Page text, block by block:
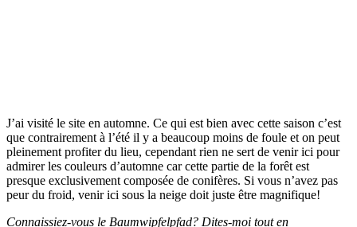
J’ai visité le site en automne. Ce qui est bien avec cette saison c’est
que contrairement à l’été il y a beaucoup moins de foule et on peut
pleinement profiter du lieu, cependant rien ne sert de venir ici pour
admirer les couleurs d’automne car cette partie de la forêt est
presque exclusivement composée de conifères. Si vous n’avez pas
peur du froid, venir ici sous la neige doit juste être magnifique!
Connaissiez-vous le Baumwipfelpfad? Dites-moi tout en